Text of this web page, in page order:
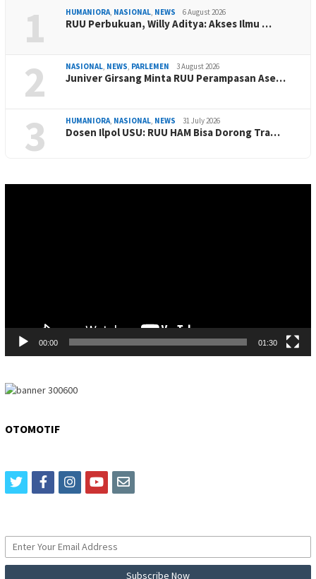
1 HUMANIORA, NASIONAL, NEWS 6 August 2026
RUU Perbukuan, Willy Aditya: Akses Ilmu …
2 NASIONAL, NEWS, PARLEMEN 3 August 2026
Juniver Girsang Minta RUU Perampasan Ase…
3 HUMANIORA, NASIONAL, NEWS 31 July 2026
Dosen Ilpol USU: RUU HAM Bisa Dorong Tra…
00:00 01:30
OTOMOTIF
twitterfacebookinstagram
youtubeemail